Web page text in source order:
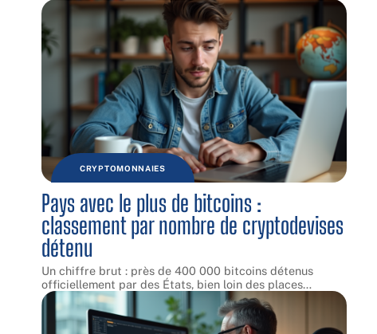
CRYPTOMONNAIES
Pays avec le plus de bitcoins :
classement par nombre de cryptodevises
détenu
Un chiffre brut : près de 400 000 bitcoins détenus
officiellement par des États, bien loin des places…